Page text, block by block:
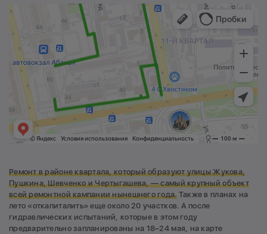
Ремонт в районеквартала, который образуютулицы Жукова,
Пушкина, Шевченко и Чертыгашева,— самый крупный объект
всей ремонтной кампании нынешнего года.Также в планах на
лето «откапиталить» еще около 20 участков. А после
гидравлических испытаний, которые в этом году
предварительно запланированы на 18–24 мая, на карте